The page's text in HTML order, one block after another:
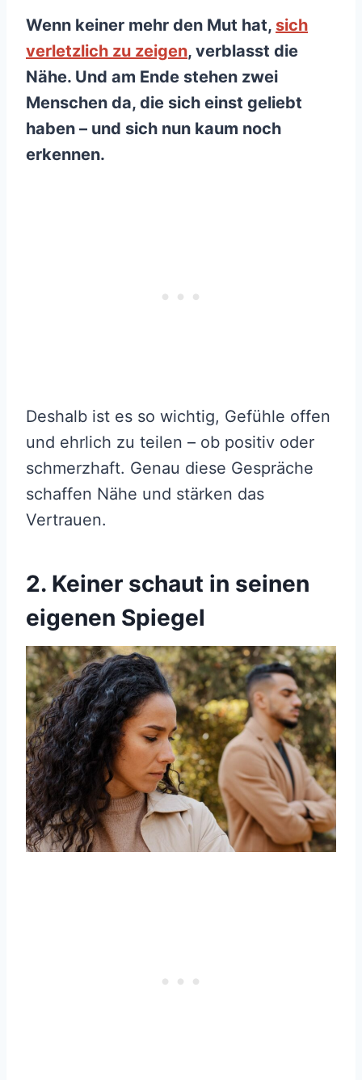
Wenn keiner mehr den Mut hat, sich
verletzlich zu zeigen, verblasst die
Nähe. Und am Ende stehen zwei
Menschen da, die sich einst geliebt
haben – und sich nun kaum noch
erkennen.
Deshalb ist es so wichtig, Gefühle offen
und ehrlich zu teilen – ob positiv oder
schmerzhaft. Genau diese Gespräche
schaffen Nähe und stärken das
Vertrauen.
2. Keiner schaut in seinen
eigenen Spiegel